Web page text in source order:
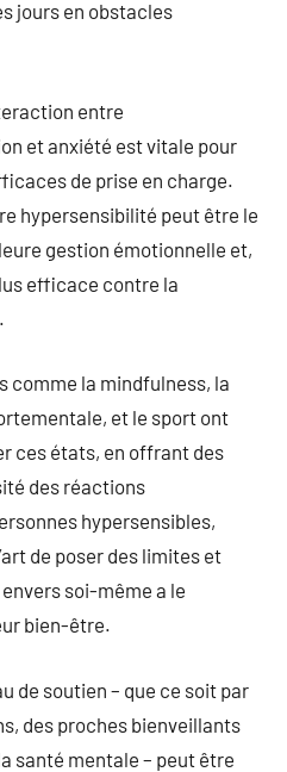
jours en obstacles
entre
et anxiété est vitale pour
de prise en charge.
hypersensibilité peut être le
gestion émotionnelle et,
efficace contre la
comme la mindfulness, la
et le sport ont
ces états, en offrant des
des réactions
hypersensibles,
de poser des limites et
soi-même a le
bien-être.
de soutien – que ce soit par
des proches bienveillants
santé mentale – peut être